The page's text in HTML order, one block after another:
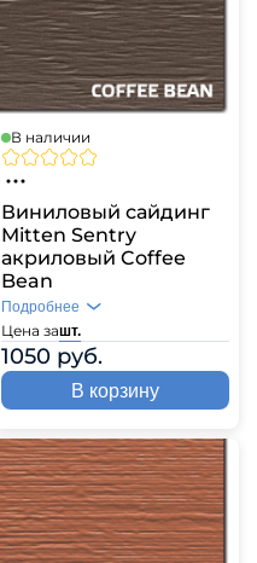
В наличии
Виниловый сайдинг
Mitten Sentry
акриловый Coffee
Bean
Цена зашт.
1050 руб.
Подробнее
В корзину